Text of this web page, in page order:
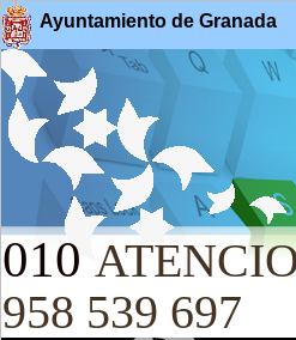
Ayuntamiento de Granada
010
958 539 697